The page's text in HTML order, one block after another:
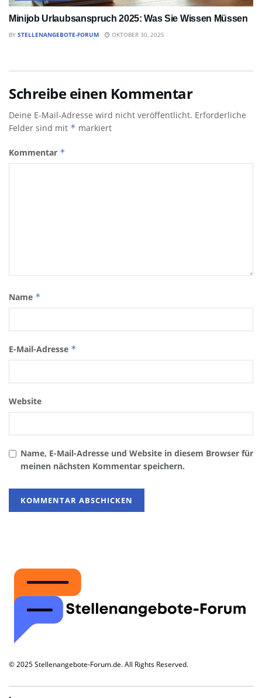
Minijob Urlaubsanspruch 2025: Was Sie Wissen Müssen
BY STELLENANGEBOTE-FORUM OKTOBER 30, 2025
Schreibe einen Kommentar
Deine E-Mail-Adresse wird nicht veröffentlicht. Erforderliche
Felder sind mit * markiert
Kommentar *
Name *
E-Mail-Adresse *
Website
Name, E-Mail-Adresse und Website in diesem Browser für
meinen nächsten Kommentar speichern.
© 2025 Stellenangebote-Forum.de. All Rights Reserved.